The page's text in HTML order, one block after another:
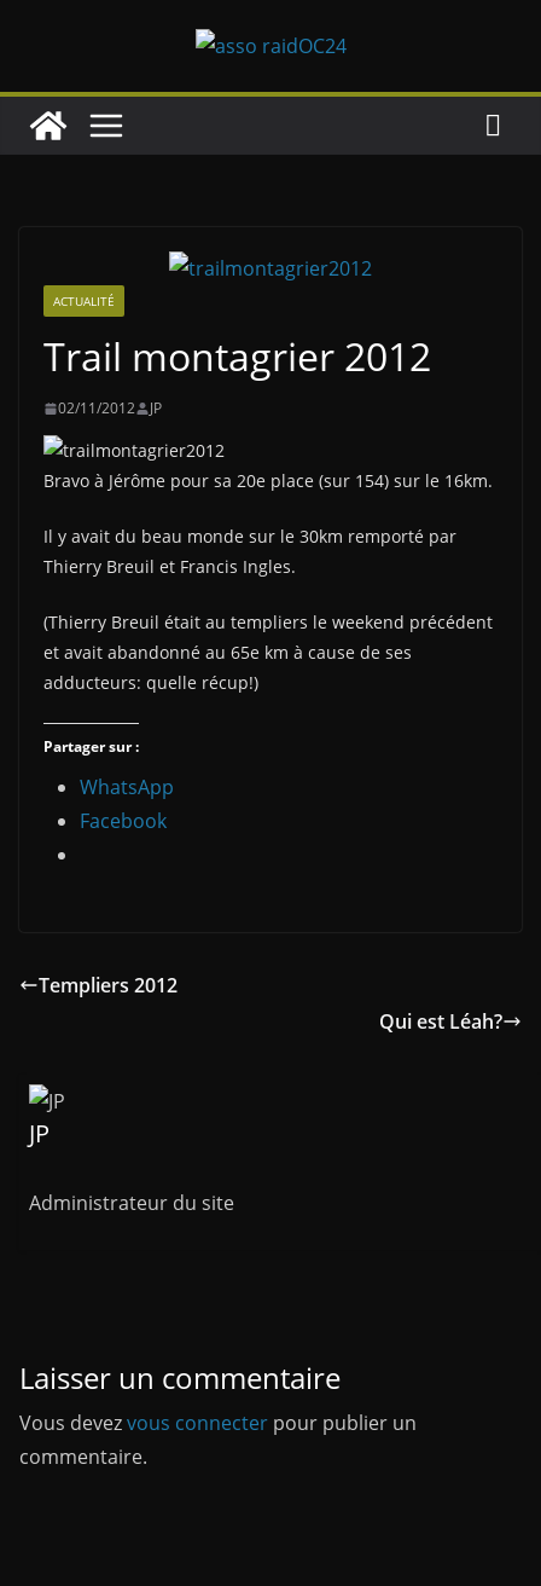
ACTUALITÉ
Trail montagrier 2012
02/11/2012 JP
Bravo à Jérôme pour sa 20e place (sur 154) sur le 16km.
Il y avait du beau monde sur le 30km remporté par
Thierry Breuil et Francis Ingles.
(Thierry Breuil était au templiers le weekend précédent
et avait abandonné au 65e km à cause de ses
adducteurs: quelle récup!)
Partager sur :
WhatsApp
Facebook
Templiers 2012
Qui est Léah?
JP
Administrateur du site
Laisser un commentaire
Vous devezvous connecter pour publier un
commentaire.